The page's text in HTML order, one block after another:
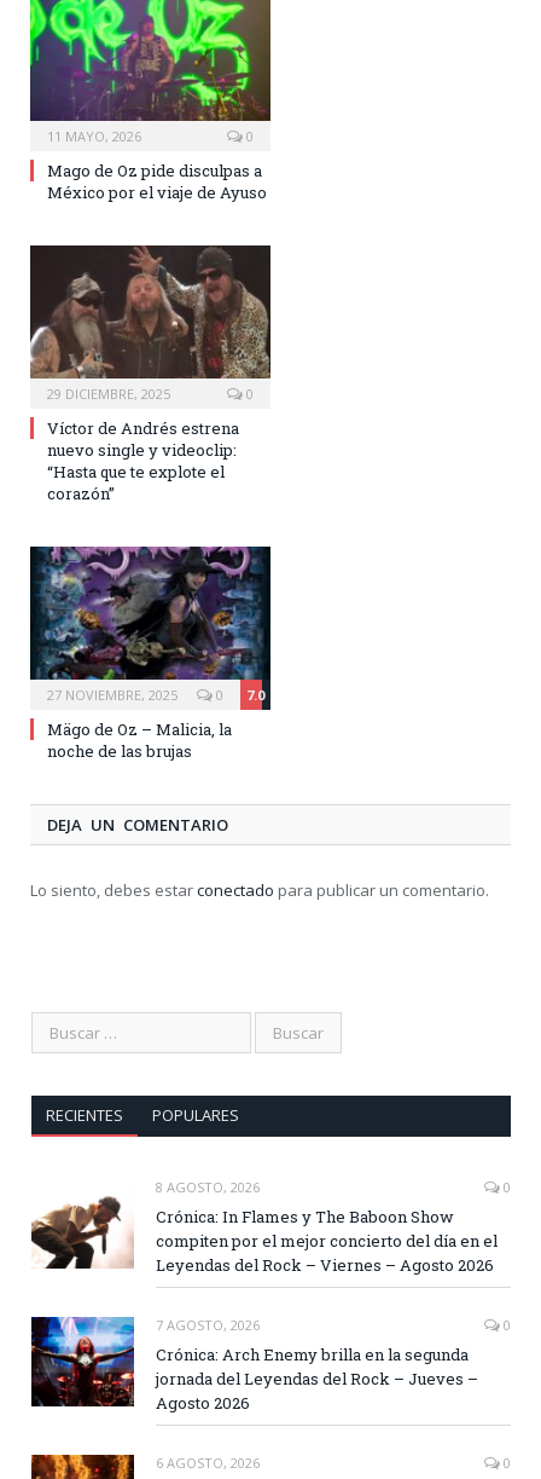
11 MAYO, 2026 0
Mago de Oz pide disculpas a
México por el viaje de Ayuso
29 DICIEMBRE, 2025 0
Víctor de Andrés estrena
nuevo single y videoclip:
“Hasta que te explote el
corazón”
27 NOVIEMBRE, 2025 7.0
0
Mägo de Oz – Malicia, la
noche de las brujas
DEJA UN COMENTARIO
Lo siento, debes estarconectado para publicar un comentario.
RECIENTES POPULARES
8 AGOSTO, 2026 0
Crónica: In Flames y The Baboon Show
compiten por el mejor concierto del día en el
Leyendas del Rock – Viernes – Agosto 2026
7 AGOSTO, 2026 0
Crónica: Arch Enemy brilla en la segunda
jornada del Leyendas del Rock – Jueves –
Agosto 2026
6 AGOSTO, 2026 0